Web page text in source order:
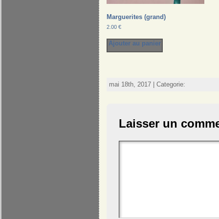
Marguerites (grand)
2.00 €
Ajouter au panier
mai 18th, 2017 | Categorie:
Laisser un